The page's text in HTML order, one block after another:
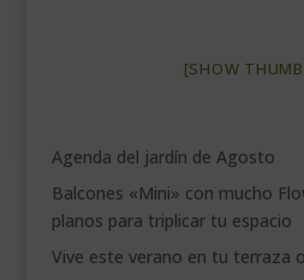
[SHOW
Agenda del jardín de Agosto
Balcones «Mini» con mucho
planos para triplicar tu espacio
Vive este verano en tu terraza